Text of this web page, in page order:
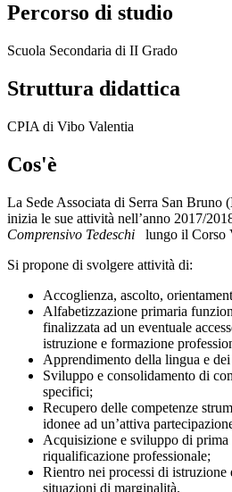
Percorso di studio
Scuola Secondaria di II Grado
Struttura didattica
CPIA di Vibo Valentia
Cos'è
La Sede Associata di Serra San Bruno (
inizia le sue attività nell’anno 2017/
Comprensivo Tedeschi
lungo il Corso
Si propone di svolgere attività di:
Accoglienza, ascolto,
Alfabetizzazione primaria
finalizzata ad un eventuale
istruzione e formazione
Apprendimento della lingua e
Sviluppo e consolidamento di
specifici;
Recupero delle competenze
idonee ad un’attiva
Acquisizione e sviluppo di prima
riqualificazione professionale;
Rientro nei processi di
situazioni di marginalità.